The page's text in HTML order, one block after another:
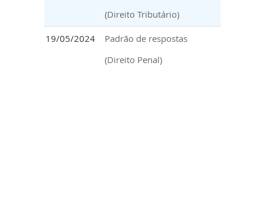
(Direito Tributário)
19/05/2024
Padrão de respostas
(Direito Penal)